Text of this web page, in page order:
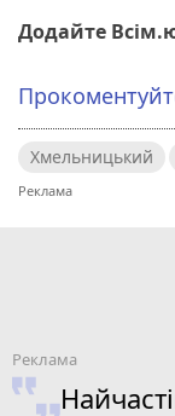
Додайте
Хмельницький